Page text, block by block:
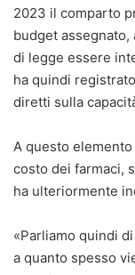
2023 il comparto
budget
di legge essere
ha quindi
diretti sulla
A questo
costo dei farmaci,
ha ulteriormente
«Parliamo quindi
a quanto spesso